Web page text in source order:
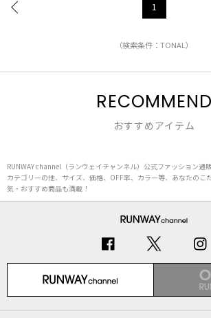
1
（検索条件：TONAL）
RECOMMEND
おすすめアイテム
RUNWAY channel（ランウェイチャンネル）公式ファッション通
カテゴリーの他、サイズ、価格、OFF率、カラー等、あなたのこ
気・おすすめ商品も満載！